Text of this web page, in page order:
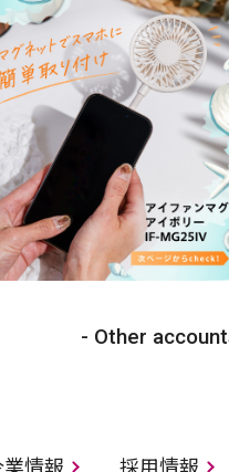
Other
業情報 採用情報